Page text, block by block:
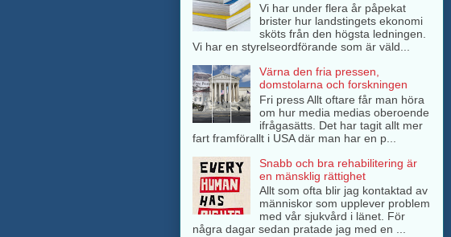
Vi har under flera år påpekat
brister hur landstingets ekonomi
sköts från den högsta ledningen.
Vi har en styrelseordförande som är väld...
Värna den fria pressen,
domstolarna och forskningen
Fri press Allt oftare får man höra
om hur media medias oberoende
ifrågasätts. Det har tagit allt mer
fart framförallt i USA där man har en p...
Snabb och bra rehabilitering är
en mänsklig rättighet
Allt som ofta blir jag kontaktad av
människor som upplever problem
med vår sjukvård i länet. För
några dagar sedan pratade jag med en ...